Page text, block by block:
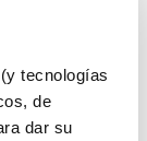
tecnologías
de
dar su
193-
224